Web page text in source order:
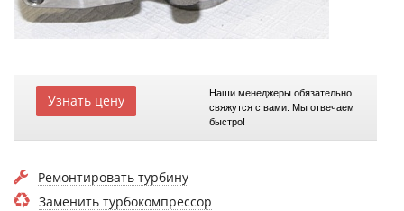
Узнать цену
Наши менеджеры обязательно
свяжутся с вами. Мы отвечаем
быстро!
Ремонтировать турбину
Заменить турбокомпрессор